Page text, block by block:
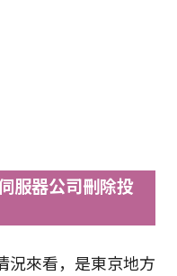
服器公司刪除投
況來看，是東京地方